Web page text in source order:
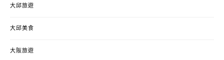
大邱旅遊
大邱美食
大阪旅遊